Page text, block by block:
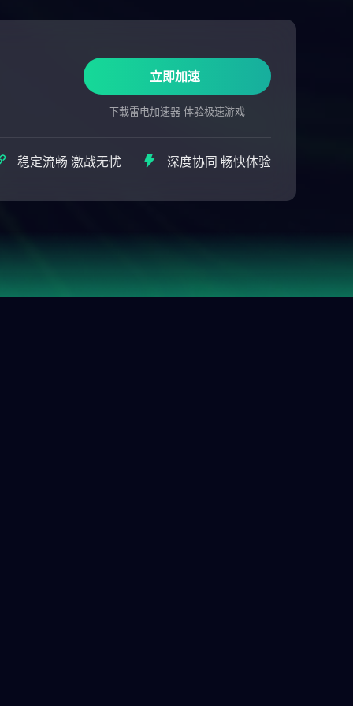
立即加速
下载雷电加速器 体验极速游戏
稳定流畅 激战无忧 深度协同 畅快体验